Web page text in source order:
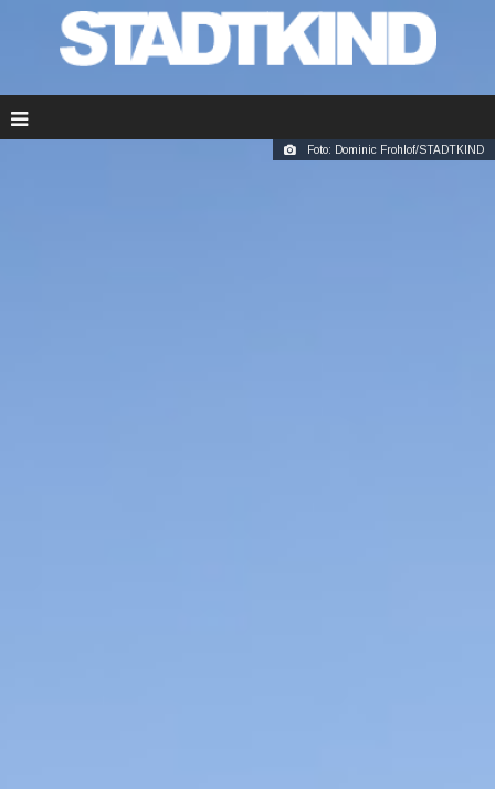
Foto: Dominic Frohlof/STADTKIND